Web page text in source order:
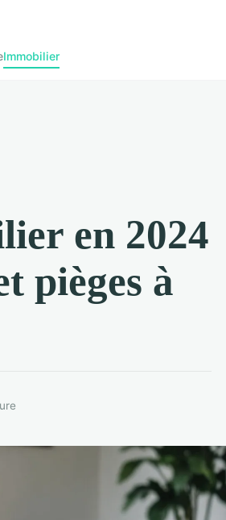
Immobilier
en 2024
pièges à